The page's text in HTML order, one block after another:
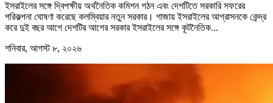
ইসরাইলের সঙ্গে দ্বিপক্ষীয় অর্থনৈতিক কমিশন গঠন এবং দেশটিতে সরকারি সফরের
পরিকল্পনা ঘোষণা করেছে কলম্বিয়ার নতুন সরকার। গাজায় ইসরাইলের আগ্রাসনকে কেন্দ্র
করে দুই বছর আগে দেশটির আগের সরকার ইসরাইলের সঙ্গে কূটনৈতিক...
শনিবার, আগস্ট ৮, ২০২৬